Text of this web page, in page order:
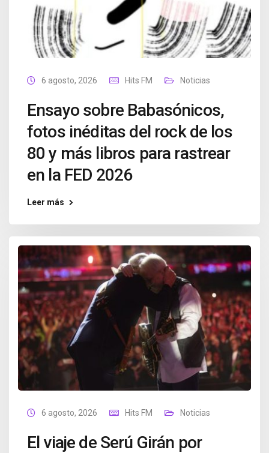
6 agosto, 2026 Hits FM Noticias
Ensayo sobre Babasónicos,
fotos inéditas del rock de los
80 y más libros para rastrear
en la FED 2026
Leer más
6 agosto, 2026 Hits FM Noticias
El viaje de Serú Girán por